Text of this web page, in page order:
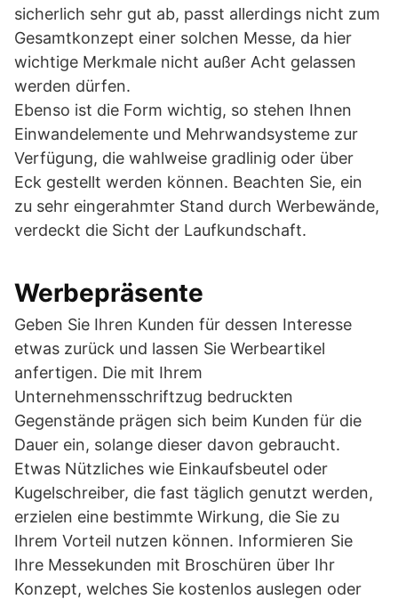
sicherlich sehr gut ab, passt allerdings nicht zum
Gesamtkonzept einer solchen Messe, da hier
wichtige Merkmale nicht außer Acht gelassen
werden dürfen.
Ebenso ist die Form wichtig, so stehen Ihnen
Einwandelemente und Mehrwandsysteme zur
Verfügung, die wahlweise gradlinig oder über
Eck gestellt werden können. Beachten Sie, ein
zu sehr eingerahmter Stand durch Werbewände,
verdeckt die Sicht der Laufkundschaft.
Werbepräsente
Geben Sie Ihren Kunden für dessen Interesse
etwas zurück und lassen Sie Werbeartikel
anfertigen. Die mit Ihrem
Unternehmensschriftzug bedruckten
Gegenstände prägen sich beim Kunden für die
Dauer ein, solange dieser davon gebraucht.
Etwas Nützliches wie Einkaufsbeutel oder
Kugelschreiber, die fast täglich genutzt werden,
erzielen eine bestimmte Wirkung, die Sie zu
Ihrem Vorteil nutzen können. Informieren Sie
Ihre Messekunden mit Broschüren über Ihr
Konzept, welches Sie kostenlos auslegen oder